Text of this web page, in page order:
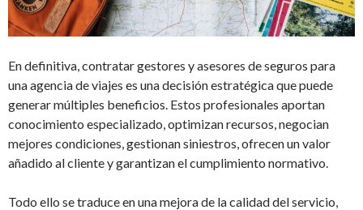
En definitiva, contratar gestores y asesores de seguros para
una agencia de viajes es una decisión estratégica que puede
generar múltiples beneficios. Estos profesionales aportan
conocimiento especializado, optimizan recursos, negocian
mejores condiciones, gestionan siniestros, ofrecen un valor
añadido al cliente y garantizan el cumplimiento normativo.
Todo ello se traduce en una mejora de la calidad del servicio,